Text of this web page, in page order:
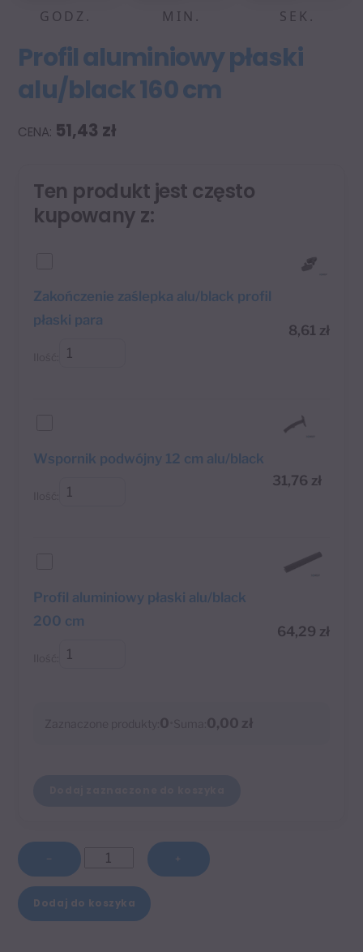
GODZ. MIN. SEK.
Profil aluminiowy płaski
alu/black 160 cm
51,43 zł
Ten produkt jest często
kupowany z:
Zakończenie zaślepka alu/black profil
płaski para
8,61 zł
Wspornik podwójny 12 cm alu/black
31,76 zł
Profil aluminiowy płaski alu/black
200 cm
64,29 zł
0 0,00 zł
−
ilość
aluminiowy
płaski
+
Dodaj do koszyka